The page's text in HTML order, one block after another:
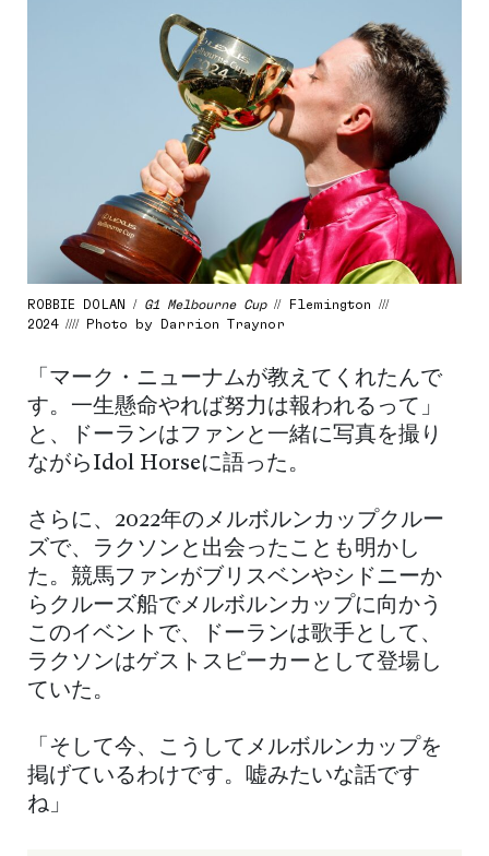
ROBBIE DOLAN / G1 Melbourne Cup// Flemington ///
2024 //// Photo by Darrion Traynor
「マーク・ニューナムが教えてくれたんで
す。一生懸命やれば努力は報われるって」
と、ドーランはファンと一緒に写真を撮り
ながらIdol Horseに語った。
さらに、2022年のメルボルンカップクルー
ズで、ラクソンと出会ったことも明かし
た。競馬ファンがブリスベンやシドニーか
らクルーズ船でメルボルンカップに向かう
このイベントで、ドーランは歌手として、
ラクソンはゲストスピーカーとして登場し
ていた。
「そして今、こうしてメルボルンカップを
掲げているわけです。嘘みたいな話です
ね」